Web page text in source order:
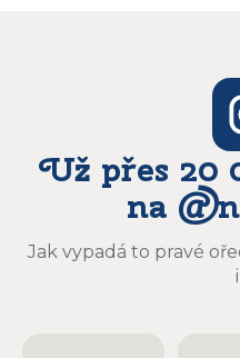
Už přes 20
na
Jak vypadá to pravé